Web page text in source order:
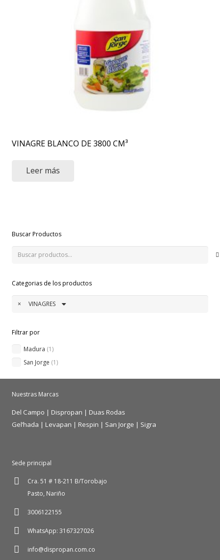
VINAGRE BLANCO DE 3800 CM³
Leer más
Buscar Productos
Categorias de los productos
× VINAGRES
Filtrar por
Madura (1)
San Jorge (1)
Nuestras Marcas
Del Campo | Dispropan | Duas Rodas
Gel’hada | Levapan | Respin | San Jorge | Sigra
Sede principal
Cra. 51 # 18-211 B/Torobajo
Pasto, Nariño
3006122155
WhatsApp: 3167327026
info@dispropan.com.co